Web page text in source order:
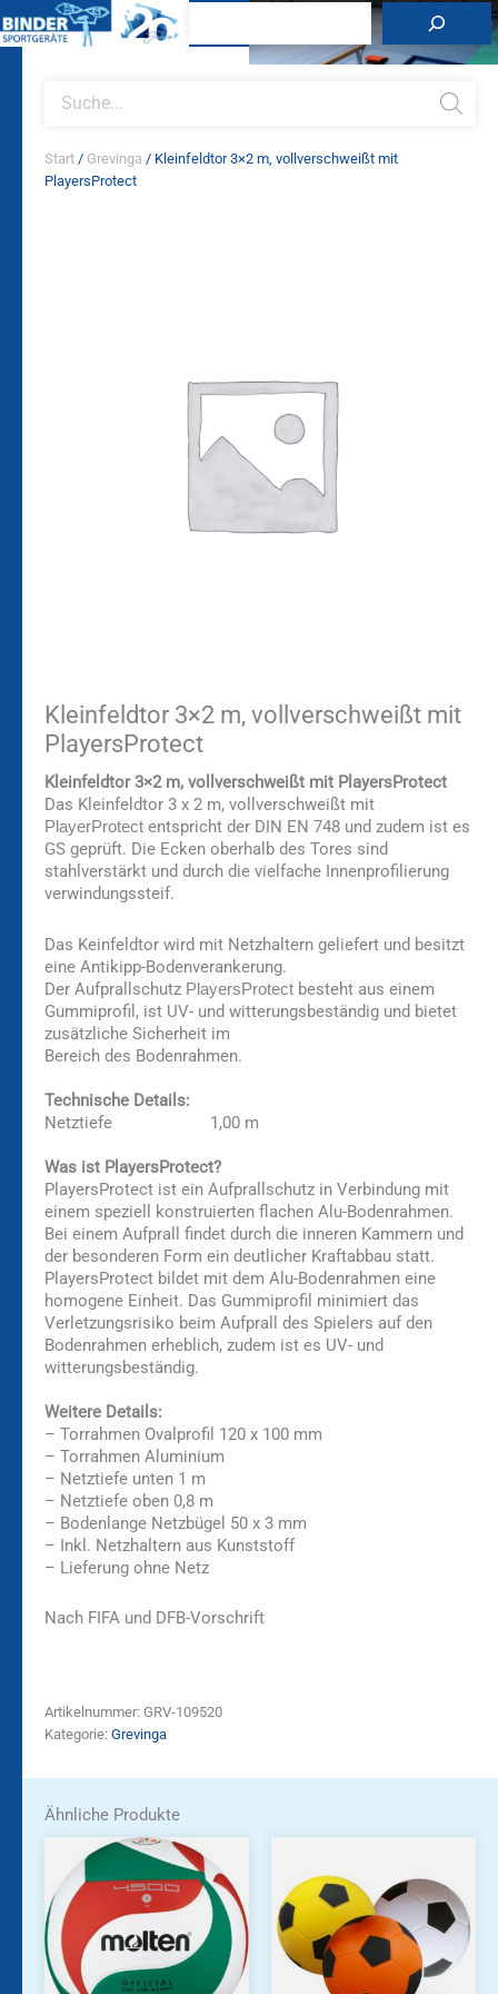
Inhalt
search
Start / Grevinga / Kleinfeldtor 3×2 m, vollverschweißt mit
PlayersProtect
Kleinfeldtor 3×2 m, vollverschweißt mit
PlayersProtect
Kleinfeldtor 3×2 m, vollverschweißt mit PlayersProtect
Das Kleinfeldtor 3 x 2 m, vollverschweißt mit
PlayerProtect entspricht der DIN EN 748 und zudem ist es
GS geprüft. Die Ecken oberhalb des Tores sind
stahlverstärkt und durch die vielfache Innenprofilierung
verwindungssteif.
Das Keinfeldtor wird mit Netzhaltern geliefert und besitzt
eine Antikipp-Bodenverankerung.
Der Aufprallschutz PlayersProtect besteht aus einem
Gummiprofil, ist UV- und witterungsbeständig und bietet
zusätzliche Sicherheit im
Bereich des Bodenrahmen.
Technische Details:
Netztiefe 1,00 m
Was ist PlayersProtect?
PlayersProtect ist ein Aufprallschutz in Verbindung mit
einem speziell konstruierten flachen Alu-Bodenrahmen.
Bei einem Aufprall findet durch die inneren Kammern und
der besonderen Form ein deutlicher Kraftabbau statt.
PlayersProtect bildet mit dem Alu-Bodenrahmen eine
homogene Einheit. Das Gummiprofil minimiert das
Verletzungsrisiko beim Aufprall des Spielers auf den
Bodenrahmen erheblich, zudem ist es UV- und
witterungsbeständig.
Weitere Details:
– Torrahmen Ovalprofil 120 x 100 mm
– Torrahmen Aluminium
– Netztiefe unten 1 m
– Netztiefe oben 0,8 m
– Bodenlange Netzbügel 50 x 3 mm
– Inkl. Netzhaltern aus Kunststoff
– Lieferung ohne Netz
Nach FIFA und DFB-Vorschrift
Artikelnummer: GRV-109520
Kategorie: Grevinga
Ähnliche Produkte